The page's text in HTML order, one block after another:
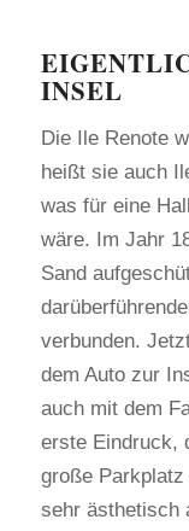
INSEL
Die Ile Renote
heißt sie auch
was für eine
wäre. Im Jahr
Sand
verbunden.
dem Auto zur
auch mit dem
erste Eindruck,
große
sehr ästhetisch